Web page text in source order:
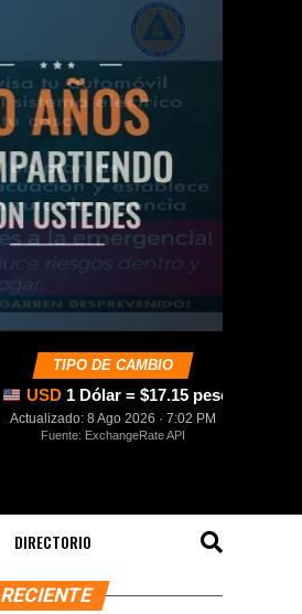
TIPO DE CAMBIO
USD 1 Dólar = $17.15 pesos
Actualizado: 8 Ago 2026 · 7:02 PM
Fuente: ExchangeRate API
DIRECTORIO
RECIENTE